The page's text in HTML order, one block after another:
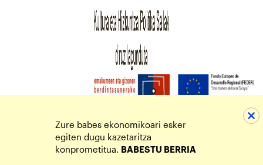
Zure babes ekonomikoari esker
egiten dugu kazetaritza
konprometitua. BABESTU BERRIA